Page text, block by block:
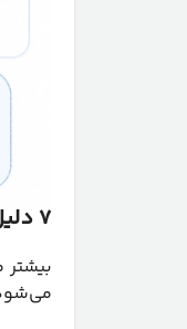
۷ دلیل اصلی رها کردن سبد خرید